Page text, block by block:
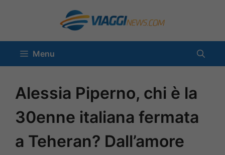
contenuto
Menu
Alessia Piperno, chi è la
30enne italiana fermata
a Teheran? Dall’amore